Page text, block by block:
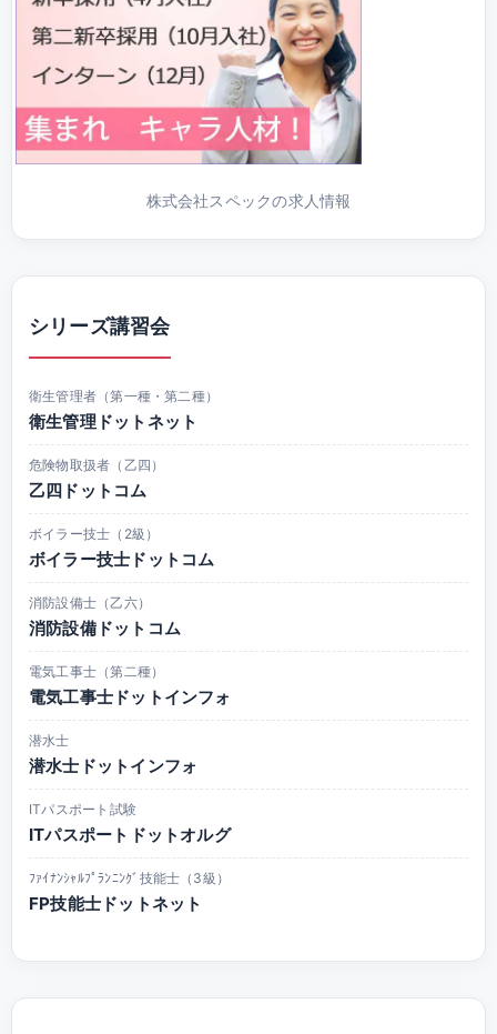
株式会社スペックの求人情報
シリーズ講習会
衛生管理者（第一種・第二種）
衛生管理ドットネット
危険物取扱者（乙四）
乙四ドットコム
ボイラー技士（2級）
ボイラー技士ドットコム
消防設備士（乙六）
消防設備ドットコム
電気工事士（第二種）
電気工事士ドットインフォ
潜水士
潜水士ドットインフォ
ITパスポート試験
ITパスポートドットオルグ
ﾌｧｲﾅﾝｼｬﾙﾌﾟﾗﾝﾆﾝｸﾞ技能士（3級）
FP技能士ドットネット